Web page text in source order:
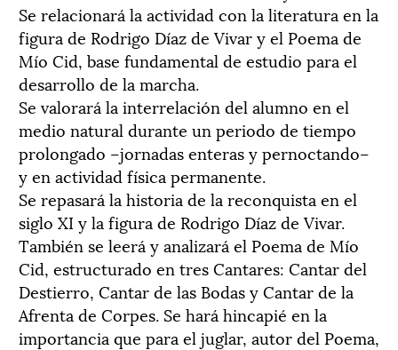
Se relacionará la actividad con la literatura en la
figura de Rodrigo Díaz de Vivar y el Poema de
Mío Cid, base fundamental de estudio para el
desarrollo de la marcha.
Se valorará la interrelación del alumno en el
medio natural durante un periodo de tiempo
prolongado –jornadas enteras y pernoctando–
y en actividad física permanente.
Se repasará la historia de la reconquista en el
siglo XI y la figura de Rodrigo Díaz de Vivar.
También se leerá y analizará el Poema de Mío
Cid, estructurado en tres Cantares: Cantar del
Destierro, Cantar de las Bodas y Cantar de la
Afrenta de Corpes. Se hará hincapié en la
importancia que para el juglar, autor del Poema,